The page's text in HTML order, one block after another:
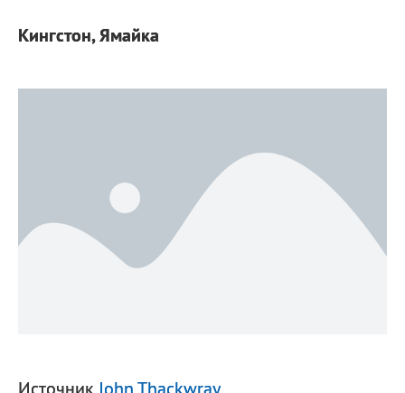
Кингстон, Ямайка